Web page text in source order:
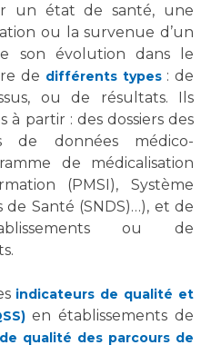
(CDU)
Usagers
Rares
Rares
un état de santé, une
ou la survenue d’un
son évolution dans le
de différents types : de
ou de résultats. Ils
partir : des dossiers des
de données médico-
de médicalisation
(PMSI), Système
de Santé (SNDS)…), et de
ou de
indicateurs de qualité et
en établissements de
qualité des parcours de